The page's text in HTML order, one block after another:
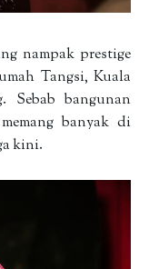
nampak prestige
Tangsi, Kuala
bangunan
banyak di
kini.